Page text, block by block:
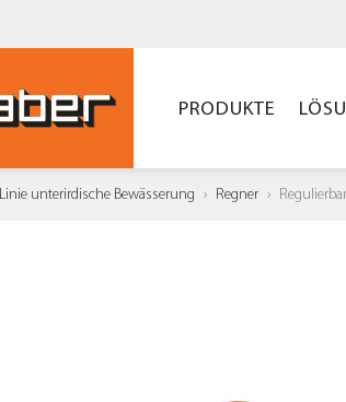
PRODUKTE
Linie unterirdische Bewässerung Regner